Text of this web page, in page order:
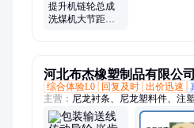
提升机链轮总成
洗煤机大节距钢
河北布杰橡塑制品有限公司
综合体验L0
回复及时 出价迅速
主营： 尼龙衬条、尼龙塑料件、注
条、尼龙齿轮、输送机磁性弯道、